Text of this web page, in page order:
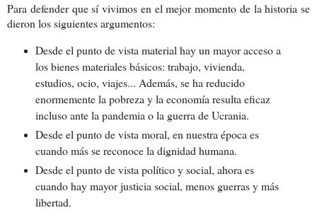
Para defender que sí vivimos en el mejor momento de la historia se
dieron los siguientes argumentos:
Desde el punto de vista material hay un mayor acceso a
los bienes materiales básicos: trabajo, vivienda,
estudios, ocio, viajes... Además, se ha reducido
enormemente la pobreza y la economía resulta eficaz
incluso ante la pandemia o la guerra de Ucrania.
Desde el punto de vista moral, en nuestra época es
cuando más se reconoce la dignidad humana.
Desde el punto de vista político y social, ahora es
cuando hay mayor justicia social, menos guerras y más
libertad.